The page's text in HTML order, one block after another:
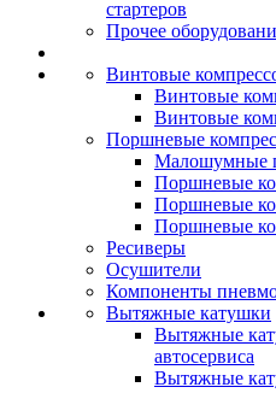
стартеров
Прочее
Винтовые
Винтовые
Винтовые
Поршневые
Малошумные
Поршневые
Поршневые
Поршневые
Ресиверы
Осушители
Компоненты
Вытяжные катушки
Вытяжные
автосервиса
Вытяжные